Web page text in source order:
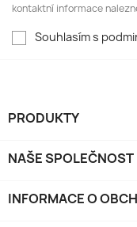
kontaktní informace
Souhlasím s
PRODUKTY
NAŠE SPOLEČNOST
INFORMACE O